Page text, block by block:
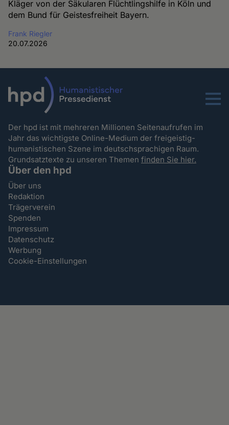
Kläger von der Säkularen Flüchtlingshilfe in Köln und
dem Bund für Geistesfreiheit Bayern.
Frank Riegler
20.07.2026
Menu
Der hpd ist mit mehreren Millionen Seitenaufrufen im
Jahr das wichtigste Online-Medium der freigeistig-
humanistischen Szene im deutschsprachigen Raum.
Grundsatztexte zu unseren Themenfinden Sie hier.
Über den hpd
Über uns
Redaktion
Trägerverein
Spenden
Impressum
Datenschutz
Werbung
Cookie-Einstellungen